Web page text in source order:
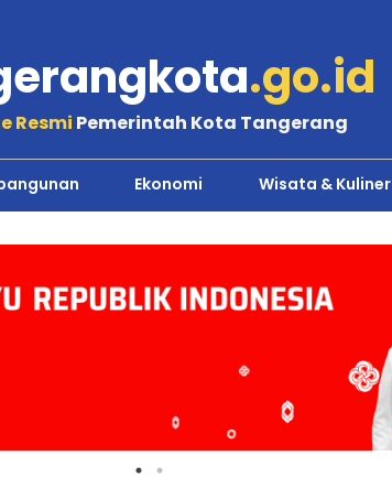
.go.id
Resmi Pemerintah Kota Tangerang
Ekonomi Wisata & Kuliner